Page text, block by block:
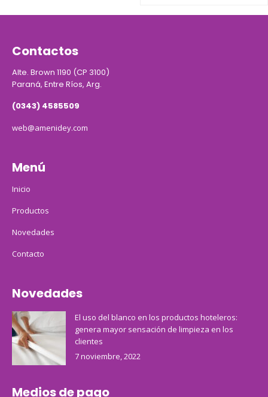
Contactos
Alte. Brown 1190 (CP 3100)
Paraná, Entre Ríos, Arg.
(0343) 4585509
web@amenidey.com
Menú
Inicio
Productos
Novedades
Contacto
Novedades
El uso del blanco en los productos hoteleros:
genera mayor sensación de limpieza en los
clientes
7 noviembre, 2022
Medios de pago